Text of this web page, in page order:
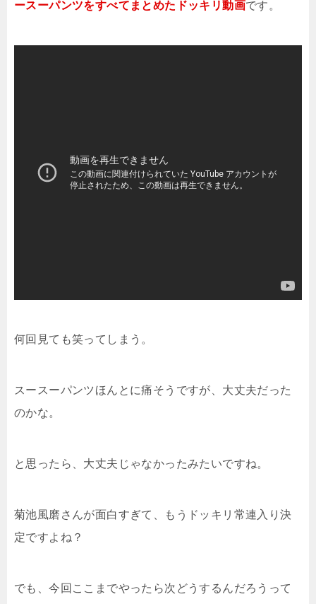
ースーパンツをすべてまとめたドッキリ動画です。
何回見ても笑ってしまう。
スースーパンツほんとに痛そうですが、大丈夫だった
のかな。
と思ったら、大丈夫じゃなかったみたいですね。
菊池風磨さんが面白すぎて、もうドッキリ常連入り決
定ですよね？
でも、今回ここまでやったら次どうするんだろうって